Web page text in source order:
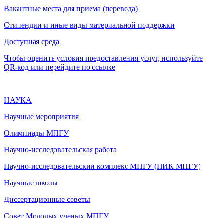
Вакантные места для приема (перевода)
Стипендии и иные виды материальной поддержки
Доступная среда
Чтобы оценить условия предоставления услуг, используйте
QR-код или перейдите по ссылке
НАУКА
Научные мероприятия
Олимпиады МПГУ
Научно-исследовательская работа
Научно-исследовательский комплекс МПГУ (НИК МПГУ)
Научные школы
Диссертационные советы
Совет Молодых ученых МПГУ